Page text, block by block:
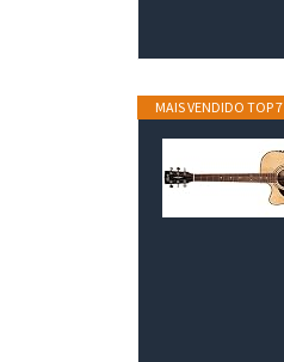
MAIS VENDIDO TOP 7